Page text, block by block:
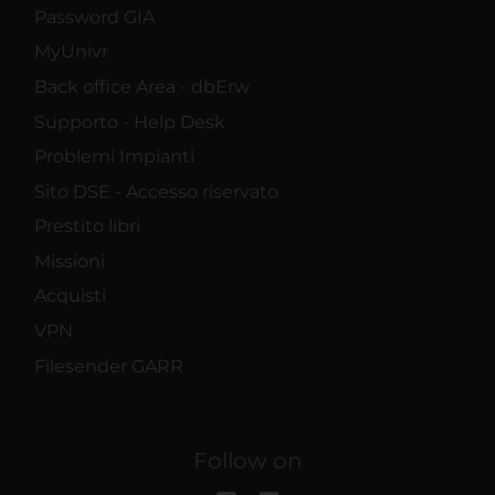
Password GIA
MyUnivr
Back office Area - dbErw
Supporto - Help Desk
Problemi Impianti
Sito DSE - Accesso riservato
Prestito libri
Missioni
Acquisti
VPN
Filesender GARR
Follow on